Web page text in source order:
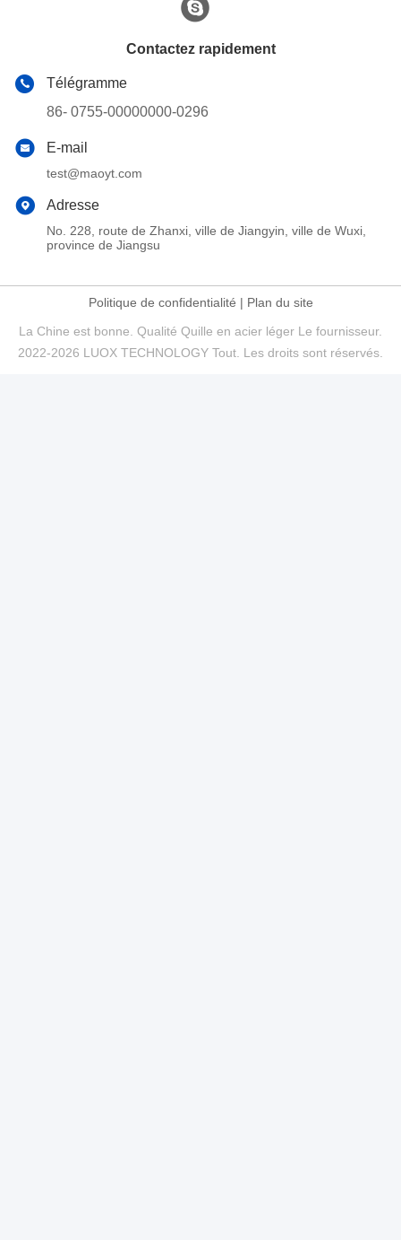
Contactez rapidement
Télégramme
86- 0755-00000000-0296
E-mail
test@maoyt.com
Adresse
No. 228, route de Zhanxi, ville de Jiangyin, ville de Wuxi,
province de Jiangsu
Politique de confidentialité | Plan du site
La Chine est bonne. Qualité Quille en acier léger Le fournisseur.
2022-2026 LUOX TECHNOLOGY Tout. Les droits sont réservés.